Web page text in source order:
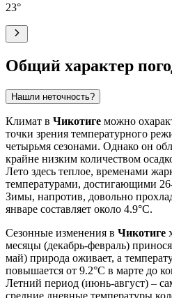
23°
Общий характер
Нашли неточность?
Климат в Чикотиге можно
точки зрения температурного
четырьмя сезонами. Однако он
крайне низким количеством
Лето здесь теплое, временами
температурами, достигающими
Зимы, напротив, довольно
январе составляет около 4.9°C.
Сезонные изменения в Чикотиге
месяцы (декабрь-февраль)
май) природа оживает, а
повышается от 9.2°C в марте до
Летний период (июнь-август) –
средние дневные температуры